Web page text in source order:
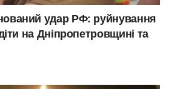
удар РФ: руйнування
на Дніпропетровщині та